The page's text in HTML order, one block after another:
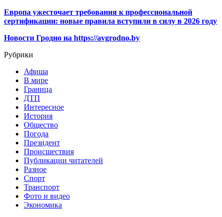
Европа ужесточает требования к профессиональной
сертификации: новые правила вступили в силу в 2026 году
Новости Гродно на https://avgrodno.by
Рубрики
Афиша
В мире
Граница
ДТП
Интересное
История
Общество
Погода
Президент
Происшествия
Публикации читателей
Разное
Спорт
Транспорт
Фото и видео
Экономика